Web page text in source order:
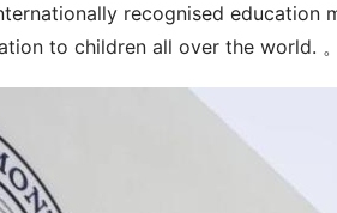
recognised education
to children all over the world. 。